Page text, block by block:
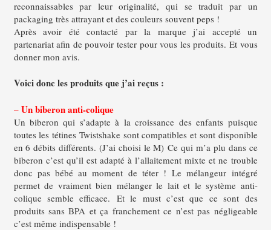
reconnaissables par leur originalité, qui se traduit par un
packaging très attrayant et des couleurs souvent peps !
Après avoir été contacté par la marque j’ai accepté un
partenariat afin de pouvoir tester pour vous les produits. Et vous
donner mon avis.
Voici donc les produits que j’ai reçus :
– Un biberon anti-colique
Un biberon qui s’adapte à la croissance des enfants puisque
toutes les tétines Twistshake sont compatibles et sont disponible
en 6 débits différents. (J’ai choisi le M) Ce qui m’a plu dans ce
biberon c’est qu’il est adapté à l’allaitement mixte et ne trouble
donc pas bébé au moment de téter ! Le mélangeur intégré
permet de vraiment bien mélanger le lait et le système anti-
colique semble efficace. Et le must c’est que ce sont des
produits sans BPA et ça franchement ce n’est pas négligeable
c’est même indispensable !